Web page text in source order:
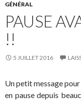
GÉNÉRAL
PAUSE
!!
5 JUILLET 2016
Un petit message
en pause depuis